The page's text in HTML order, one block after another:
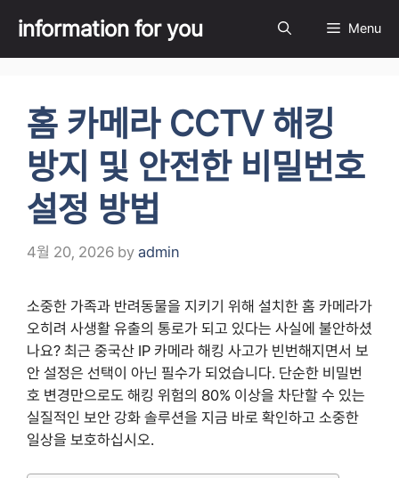
content
information for you Menu
홈 카메라 CCTV 해킹
방지 및 안전한 비밀번호
설정 방법
4월 20, 2026 by admin
소중한 가족과 반려동물을 지키기 위해 설치한 홈 카메라가
오히려 사생활 유출의 통로가 되고 있다는 사실에 불안하셨
나요? 최근 중국산 IP 카메라 해킹 사고가 빈번해지면서 보
안 설정은 선택이 아닌 필수가 되었습니다. 단순한 비밀번
호 변경만으로도 해킹 위험의 80% 이상을 차단할 수 있는
실질적인 보안 강화 솔루션을 지금 바로 확인하고 소중한
일상을 보호하십시오.